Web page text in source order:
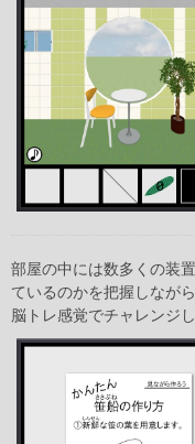
部屋の中には数多くの装
ているのかを把握しなが
脳トレ感覚でチャレンジ